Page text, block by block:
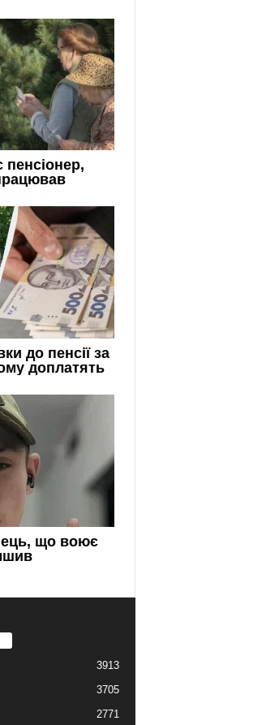
3913
3705
2771